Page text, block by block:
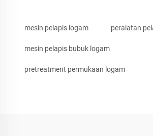
mesin pelapis logam peralatan
mesin pelapis bubuk logam
pretreatment permukaan logam